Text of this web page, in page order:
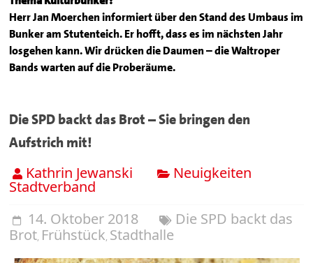
Herr Jan Moerchen informiert über den Stand des Umbaus im
Bunker am Stutenteich. Er hofft, dass es im nächsten Jahr
losgehen kann. Wir drücken die Daumen – die Waltroper
Bands warten auf die Proberäume.
Die SPD backt das Brot – Sie bringen den
Aufstrich mit!
Kathrin Jewanski Neuigkeiten
Stadtverband
14. Oktober 2018
Die SPD backt das
Brot, Frühstück, Stadthalle